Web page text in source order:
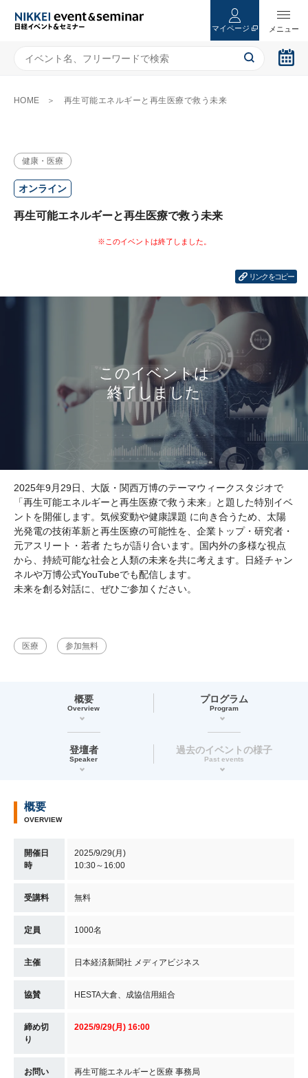
マイページ
HOME 再生可能エネルギーと再生医療で救う未来
健康・医療
オンライン
再生可能エネルギーと再生医療で救う未来
リンクをコピー
2025年9月29日、大阪・関西万博のテーマウィークスタジオで
「再生可能エネルギーと再生医療で救う未来」と題した特別イベ
ントを開催します。気候変動や健康課題 に向き合うため、太陽
光発電の技術革新と再生医療の可能性を、企業トップ・研究者・
元アスリート・若者 たちが語り合います。国内外の多様な視点
から、持続可能な社会と人類の未来を共に考えます。日経チャン
ネルや万博公式YouTubeでも配信します。
未来を創る対話に、ぜひご参加ください。
医療 参加無料
概要
Overview
プログラム
Program
登壇者
Speaker
過去のイベントの様子
Past events
概要
OVERVIEW
開催日
時
2025/9/29(月)
10:30～16:00
受講料 無料
定員 1000名
主催 日本経済新聞社 メディアビジネス
協賛 HESTA大倉、成協信用組合
締め切
り
2025/9/29(月) 16:00
お問い
再生可能エネルギーと医療 事務局